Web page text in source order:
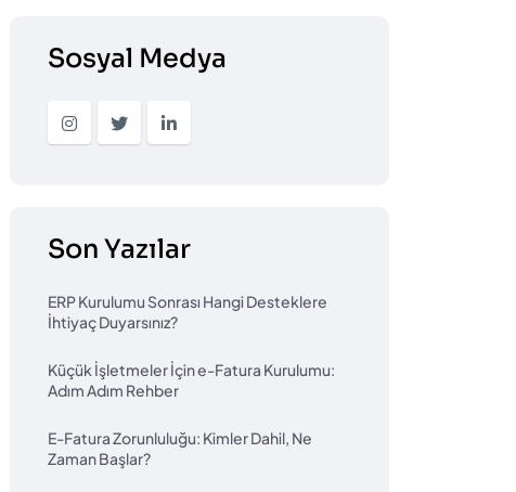
Sosyal Medya
Son Yazılar
ERP Kurulumu Sonrası Hangi Desteklere
İhtiyaç Duyarsınız?
Küçük İşletmeler İçin e-Fatura Kurulumu:
Adım Adım Rehber
E-Fatura Zorunluluğu: Kimler Dahil, Ne
Zaman Başlar?